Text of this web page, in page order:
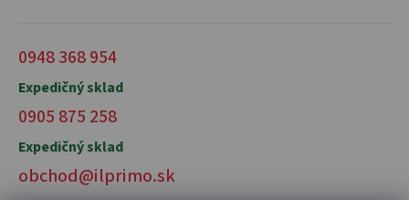
0948 368 954
Expedičný sklad
0905 875 258
Expedičný sklad
obchod@ilprimo.sk